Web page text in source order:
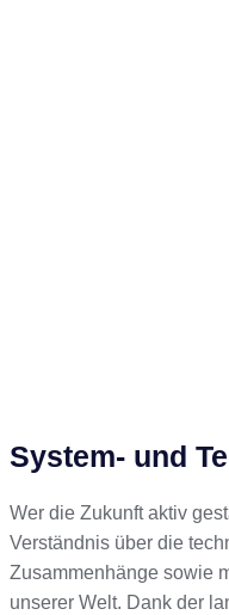
System- und
Wer die Zukunft aktiv
Verständnis über die
Zusammenhänge sowie
unserer Welt. Dank der